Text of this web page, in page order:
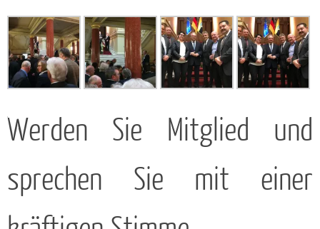
Werden Sie Mitglied und
sprechen Sie mit einer